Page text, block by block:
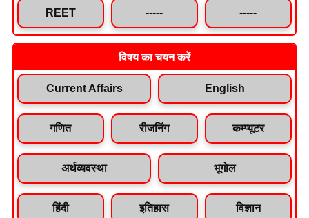
REET ----- -----
विषय का चयन करें
Current Affairs English
गणित रीजनिंग कम्प्यूटर
अर्थव्यवस्था भूगोल
हिंदी इतिहास विज्ञान